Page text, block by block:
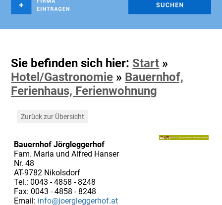
Sie befinden sich hier: Start »
Hotel/Gastronomie » Bauernhof,
Ferienhaus, Ferienwohnung
Zurück zur Übersicht
Bauernhof Jörgleggerhof
Fam. Maria und Alfred Hanser
Nr. 48
AT-9782 Nikolsdorf
Tel.: 0043 - 4858 - 8248
Fax: 0043 - 4858 - 8248
Email: info@joergleggerhof.at